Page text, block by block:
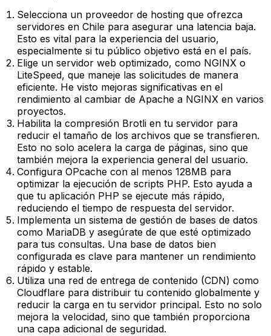
Selecciona un proveedor de hosting que ofrezca
servidores en Chile para asegurar una latencia baja.
Esto es vital para la experiencia del usuario,
especialmente si tu público objetivo está en el país.
Elige un servidor web optimizado, como NGINX o
LiteSpeed, que maneje las solicitudes de manera
eficiente. He visto mejoras significativas en el
rendimiento al cambiar de Apache a NGINX en varios
proyectos.
Habilita la compresión Brotli en tu servidor para
reducir el tamaño de los archivos que se transfieren.
Esto no solo acelera la carga de páginas, sino que
también mejora la experiencia general del usuario.
Configura OPcache con al menos 128MB para
optimizar la ejecución de scripts PHP. Esto ayuda a
que tu aplicación PHP se ejecute más rápido,
reduciendo el tiempo de respuesta del servidor.
Implementa un sistema de gestión de bases de datos
como MariaDB y asegúrate de que esté optimizado
para tus consultas. Una base de datos bien
configurada es clave para mantener un rendimiento
rápido y estable.
Utiliza una red de entrega de contenido (CDN) como
Cloudflare para distribuir tu contenido globalmente y
reducir la carga en tu servidor principal. Esto no solo
mejora la velocidad, sino que también proporciona
una capa adicional de seguridad.